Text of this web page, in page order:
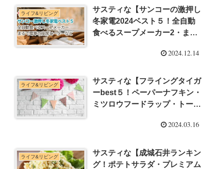
ライフ&リビング
サスティな【サンコーの激押し
冬家電2024ベスト５！全自動
食べるスープメーカー2・まる
2024.12.14
ライフ&リビング
サスティな【フライングタイガ
ーbest５！ペーパーナフキン・
ミツロウフードラップ・トート
2024.03.16
ライフ&リビング
サスティな【成城石井ランキン
グ！ポテトサラダ・プレミアム